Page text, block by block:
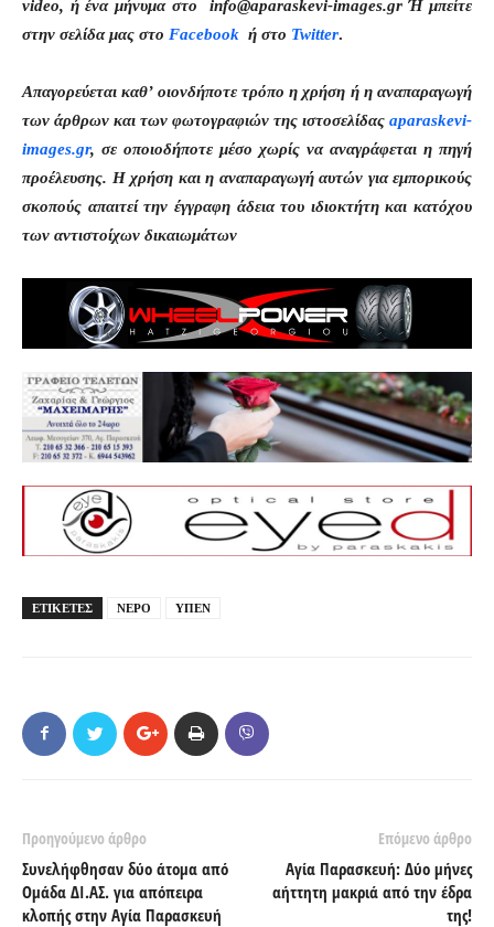
video, ή ένα μήνυμα στο info@aparaskevi-images.gr Ή μπείτε
στην σελίδα μας στο Facebook ή στο Twitter.
Απαγορεύεται καθ’ οιονδήποτε τρόπο η χρήση ή η αναπαραγωγή
των άρθρων και των φωτογραφιών της ιστοσελίδας aparaskevi-
images.gr, σε οποιοδήποτε μέσο χωρίς να αναγράφεται η πηγή
προέλευσης. Η χρήση και η αναπαραγωγή αυτών για εμπορικούς
σκοπούς απαιτεί την έγγραφη άδεια του ιδιοκτήτη και κατόχου
των αντιστοίχων δικαιωμάτων
ΕΤΙΚΕΤΕΣ ΝΕΡΟ ΥΠΕΝ
Προηγούμενο άρθρο
Συνελήφθησαν δύο άτομα από
Ομάδα ΔΙ.ΑΣ. για απόπειρα
κλοπής στην Αγία Παρασκευή
Επόμενο άρθρο
Αγία Παρασκευή: Δύο μήνες
αήττητη μακριά από την έδρα
της!